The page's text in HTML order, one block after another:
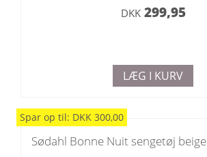
DKK299,95
LÆG I KURV
Spar op til: DKK 300,00
Sødahl Bonne Nuit sengetøj beige